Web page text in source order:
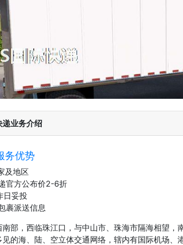
递业务介绍
务优势
及地区
官方公布价2-6折
日妥投
裹派送信息
部，西临珠江口，与中山市、珠海市隔海相望
的海、陆、空立体交通网络，辖内有国际机场